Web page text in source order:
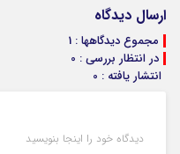
ارسال دیدگاه
مجموع دیدگاهها : 1
در انتظار بررسی : 0
انتشار یافته : 0
دیدگاه خود را اینجا بنویسید